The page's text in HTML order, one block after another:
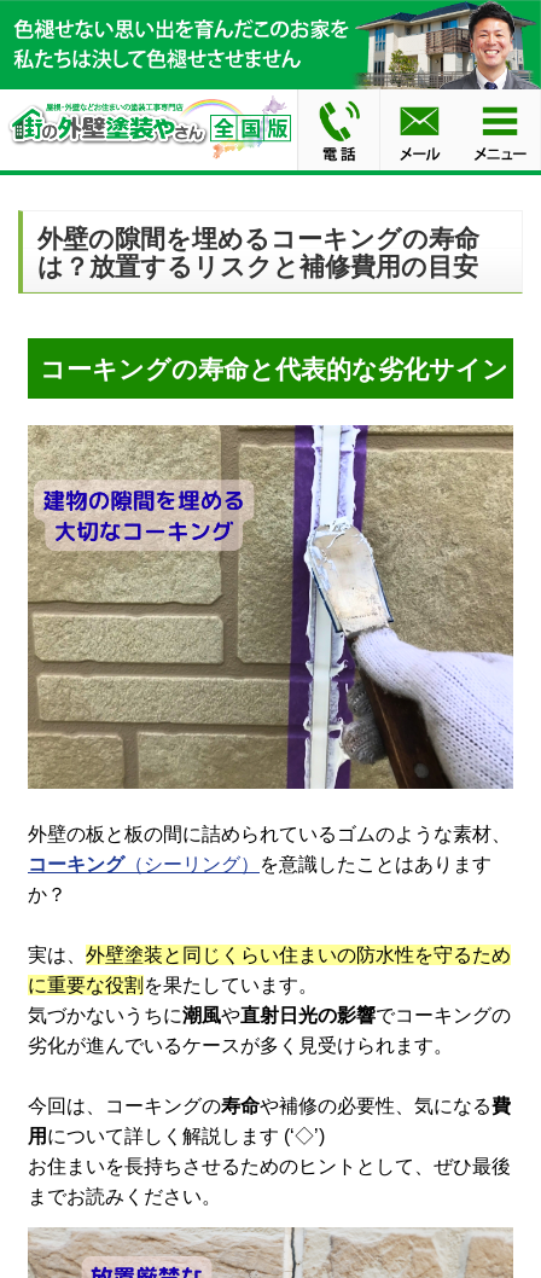
外壁の隙間を埋めるコーキングの寿命
は？放置するリスクと補修費用の目安
コーキングの寿命と代表的な劣化サイン
外壁の板と板の間に詰められているゴムのような素材、
コーキング（シーリング）
を意識したことはあります
か？
実は、 外壁塗装と同じくらい住まいの防水性を守るため
に重要な役割 を果たしています。
気づかないうちに潮風や直射日光の影響でコーキングの
劣化が進んでいるケースが多く見受けられます。
今回は、コーキングの寿命や補修の必要性、気になる費
用 について詳しく解説します (‘◇’)ゞ
お住まいを長持ちさせるためのヒントとして、ぜひ最後
までお読みください。